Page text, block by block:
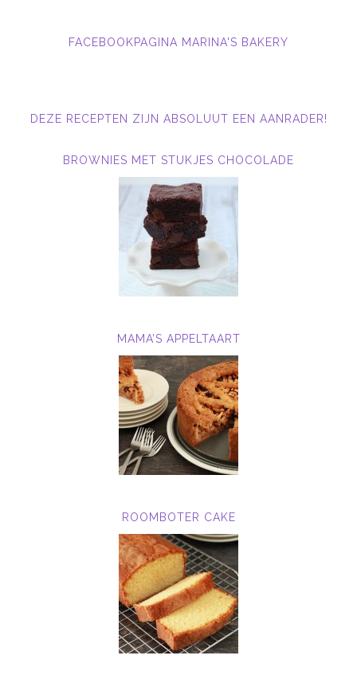
FACEBOOKPAGINA MARINA'S BAKERY
DEZE RECEPTEN ZIJN ABSOLUUT EEN AANRADER!
BROWNIES MET STUKJES CHOCOLADE
MAMA’S APPELTAART
ROOMBOTER CAKE